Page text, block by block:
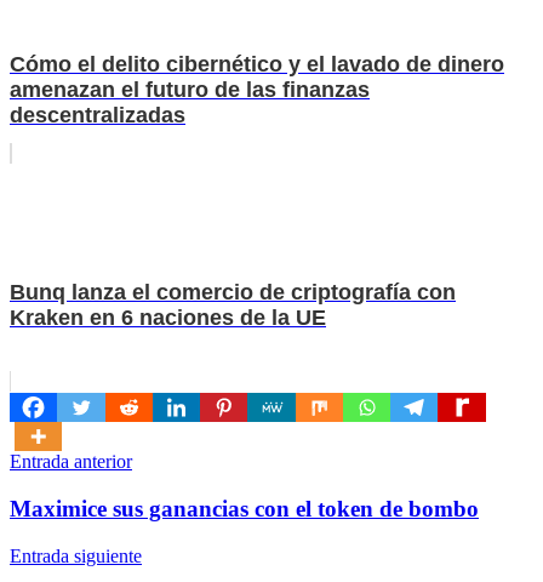
Cómo el delito cibernético y el lavado de dinero
amenazan el futuro de las finanzas
descentralizadas
Bunq lanza el comercio de criptografía con
Kraken en 6 naciones de la UE
Navegación
de
Entrada anterior
Maximice sus ganancias con el token de bombo
Entrada siguiente